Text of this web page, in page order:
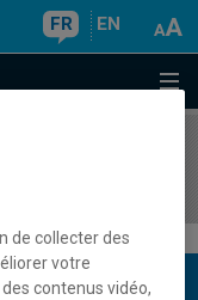
FR EN
de collecter des
votre
contenus vidéo,